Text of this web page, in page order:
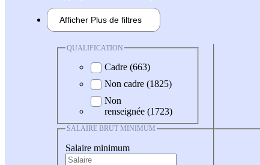
Afficher Plus de filtres
QUALIFICATION
Cadre (663)
Non cadre (1825)
Non
renseignée (1723)
SALAIRE BRUT MINIMUM
Salaire minimum